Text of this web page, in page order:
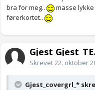
bra for meg..
masse
førerkortet..
Gjest
Skrevet22. oktober
Gjest_covergrl_*